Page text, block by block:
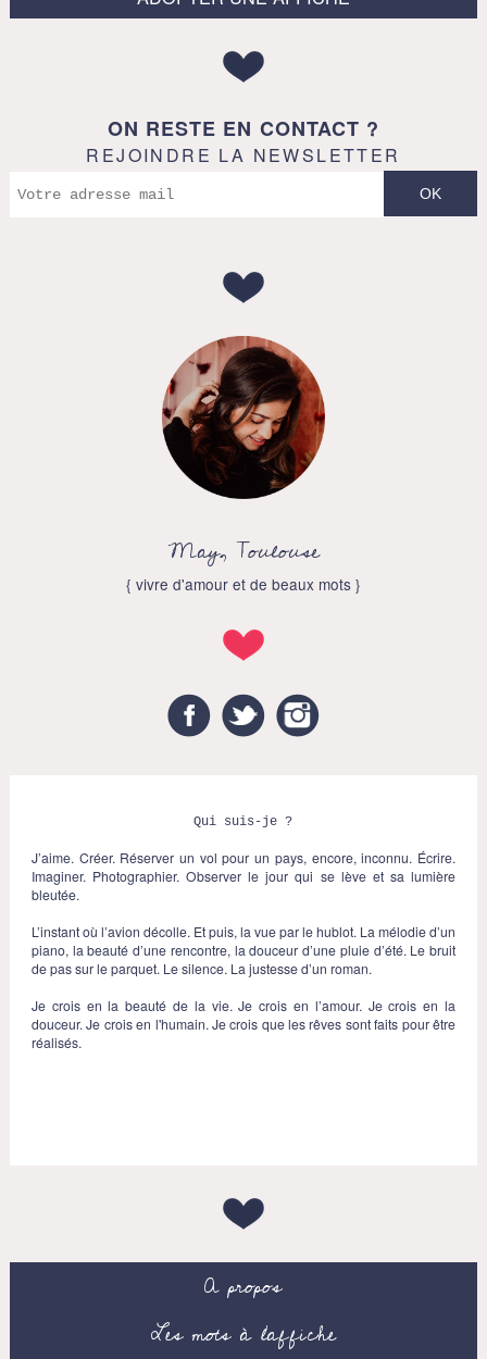
ON RESTE EN CONTACT ?
REJOINDRE LA NEWSLETTER
May, Toulouse
{ vivre d'amour et de beaux mots }
FacebookTwitter
Qui suis-je ?
J’aime. Créer. Réserver un vol pour un pays, encore, inconnu. Écrire.
Imaginer. Photographier. Observer le jour qui se lève et sa lumière
bleutée.
L’instant où l’avion décolle. Et puis, la vue par le hublot. La mélodie d’un
piano, la beauté d’une rencontre, la douceur d’une pluie d’été. Le bruit
de pas sur le parquet. Le silence. La justesse d’un roman.
Je crois en la beauté de la vie. Je crois en l’amour. Je crois en la
douceur. Je crois en l'humain. Je crois que les rêves sont faits pour être
réalisés.
A propos
Les mots à l’affiche